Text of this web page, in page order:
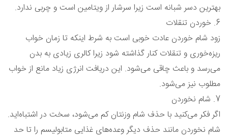
بهترین دسر شبانه است زیرا سرشار از ویتامین است و چربی ندارد.
6. خوردن تنقلات
زود شام خوردن عادت خوبی است به شرط اینکه تا زمان خواب
ریزه‌خوری و تنقلات کنار گذاشته شود زیرا کالری زیادی به بدن
می‌رسد و باعث چاقی می‌شود. این دریافت انرژی زیاد مانع از خواب
مطلوب نیز می‌شود.
7. شام نخوردن
اگر فکر می‌کنید با حذف شام وزنتان کم می‌شود، سخت در اشتباه‌اید.
شام نخوردن مانند حذف دیگر وعده‌های غذایی متابولیسم را تا حد